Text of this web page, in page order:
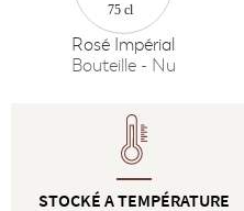
75 cl
Rosé Impérial
Bouteille - Nu
STOCKÉ A TEMPÉRATURE